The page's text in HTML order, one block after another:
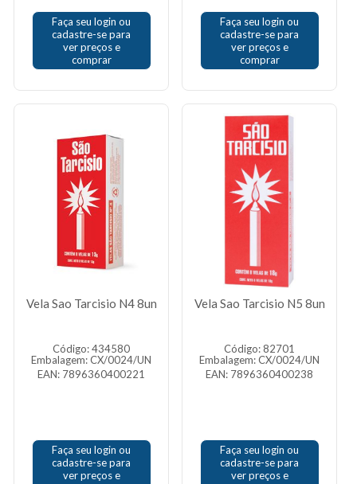
Faça seu login ou
cadastre-se para
ver preços e
comprar
Faça seu login ou
cadastre-se para
ver preços e
comprar
Vela Sao Tarcisio N4 8un
Código: 434580
Embalagem: CX/0024/UN
EAN: 7896360400221
Faça seu login ou
cadastre-se para
ver preços e
Vela Sao Tarcisio N5 8un
Código: 82701
Embalagem: CX/0024/UN
EAN: 7896360400238
Faça seu login ou
cadastre-se para
ver preços e